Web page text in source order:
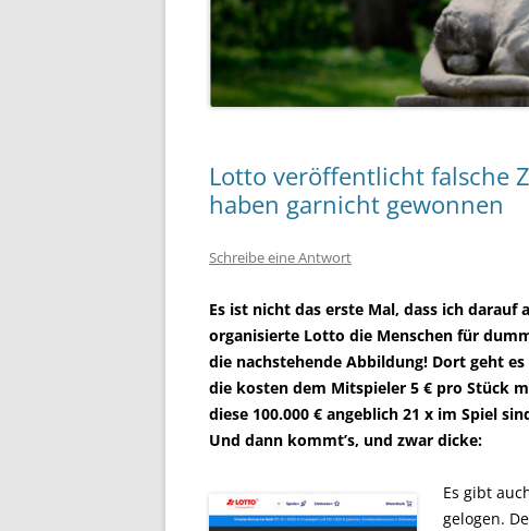
Lotto veröffentlicht falsche
haben garnicht gewonnen
Schreibe eine Antwort
Es ist nicht das erste Mal, dass ich
organisierte Lotto die Menschen für
die nachstehende Abbildung! Dort geht
die kosten dem Mitspieler 5 € pro Stück
diese 100.000 € angeblich 21 x im Spiel
Und dann kommt’s, und zwar dicke:
Es gibt
gelogen.